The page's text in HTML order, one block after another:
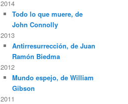
2014
Todo lo que muere, de
John Connolly
2013
Antirresurrección, de Juan
Ramón Biedma
2012
Mundo espejo, de William
Gibson
2011